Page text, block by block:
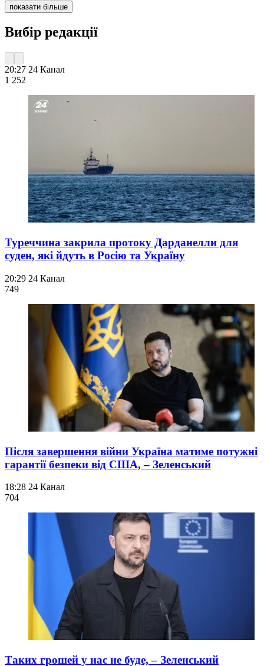
показати більше
Вибір редакції
20:27 24 Канал
1 252
Туреччина закрила протоку Дарданелли для
суден, які йдуть в Росію та Україну
20:29 24 Канал
749
Після завершення війни Україна матиме потужні
гарантії безпеки від США, – Зеленський
18:28 24 Канал
704
Таких грошей у нас не буде, – Зеленський